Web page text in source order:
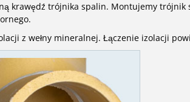
krawędź trójnika spalin. Montujemy
z wełny mineralnej. Łączenie izolacji